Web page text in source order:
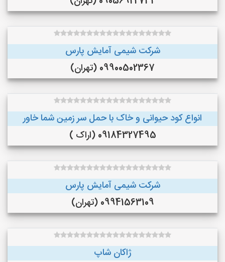
شرکت شیمی آمایش پارس
09900502367 (تهران)
انواع کود حیوانی و خاک با حمل سر زمین شما خاور
09184327495 (اراک )
شرکت شیمی آمایش پارس
09941563109 (تهران)
ژاکان شاپ